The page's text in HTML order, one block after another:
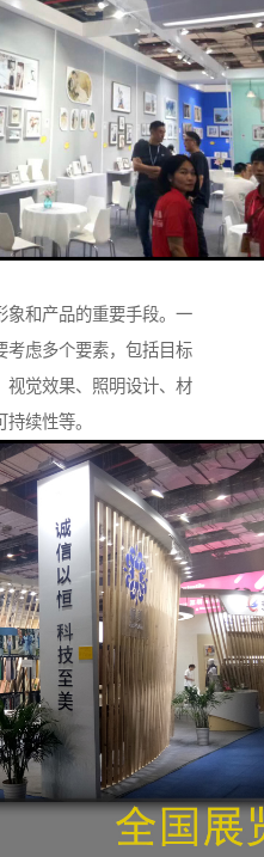
象和产品的重要手段。一
考虑多个要素，包括目标
视觉效果、照明设计、材
续性等。